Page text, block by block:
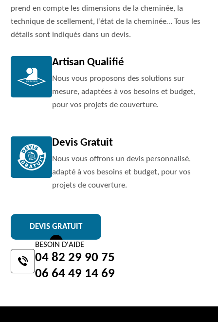
prend en compte les dimensions de la cheminée, la
technique de scellement, l’état de la cheminée… Tous les
détails sont indiqués dans un devis.
Artisan Qualifié
Nous vous proposons des solutions sur
mesure, adaptées à vos besoins et budget,
pour vos projets de couverture.
Devis Gratuit
Nous vous offrons un devis personnalisé,
adapté à vos besoins et budget, pour vos
projets de couverture.
DEVIS GRATUIT
BESOIN D'AIDE
04 82 29 90 75
06 64 49 14 69